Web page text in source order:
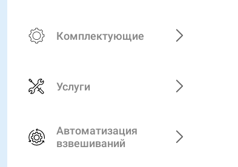
Комплектующие
Услуги
Автоматизация
взвешиваний